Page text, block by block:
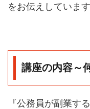
をお伝えしています
講座の内容～
『公務員が副業す